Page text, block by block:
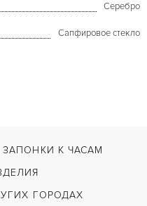
Серебро
Сапфировое стекло
Застежка с помощью шипа
ЗАПОНКИ К ЧАСАМ
ГОРОДАХ